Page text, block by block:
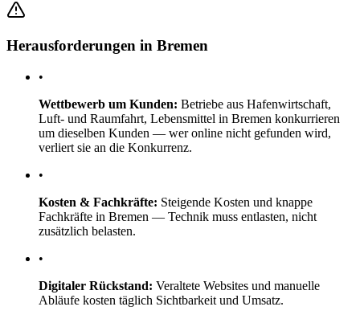
Herausforderungen in Bremen
•
Wettbewerb um Kunden: Betriebe aus Hafenwirtschaft,
Luft- und Raumfahrt, Lebensmittel in Bremen konkurrieren
um dieselben Kunden — wer online nicht gefunden wird,
verliert sie an die Konkurrenz.
•
Kosten & Fachkräfte: Steigende Kosten und knappe
Fachkräfte in Bremen — Technik muss entlasten, nicht
zusätzlich belasten.
•
Digitaler Rückstand: Veraltete Websites und manuelle
Abläufe kosten täglich Sichtbarkeit und Umsatz.